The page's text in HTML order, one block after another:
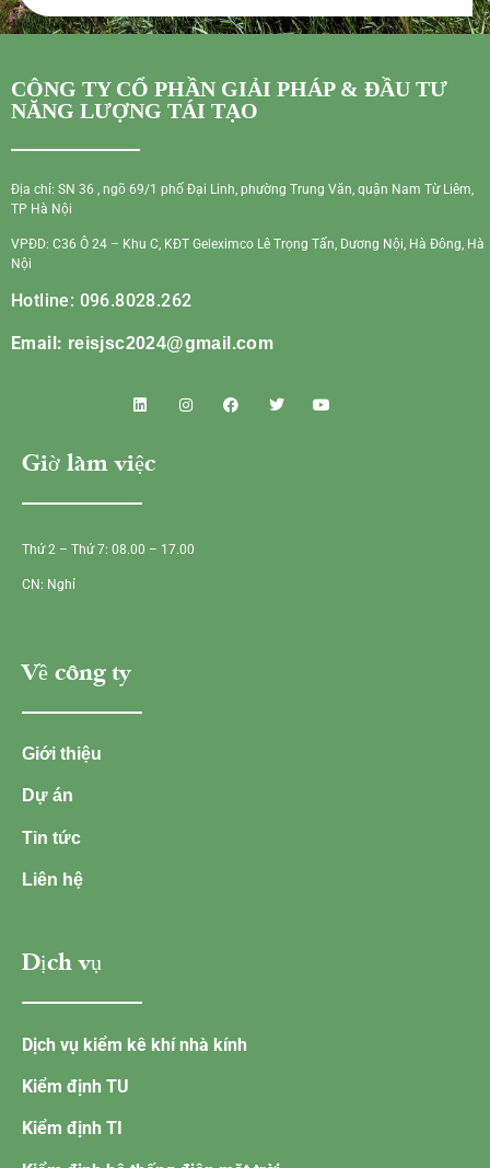
CÔNG TY CỔ PHẦN GIẢI PHÁP & ĐẦU TƯ
NĂNG LƯỢNG TÁI TẠO
Địa chỉ: SN 36 , ngõ 69/1 phố Đại Linh, phường Trung Văn, quận Nam Từ Liêm,
TP Hà Nội
VPĐD: C36 Ô 24 – Khu C, KĐT Geleximco Lê Trọng Tấn, Dương Nội, Hà Đông, Hà
Nội
Hotline: 096.8028.262
Email: reisjsc2024@gmail.com
Giờ làm việc
Thứ 2 – Thứ 7: 08.00 – 17.00
CN: Nghỉ
Về công ty
Giới thiệu
Dự án
Tin tức
Liên hệ
Dịch vụ
Dịch vụ kiểm kê khí nhà kính
Kiểm định TU
Kiểm định TI